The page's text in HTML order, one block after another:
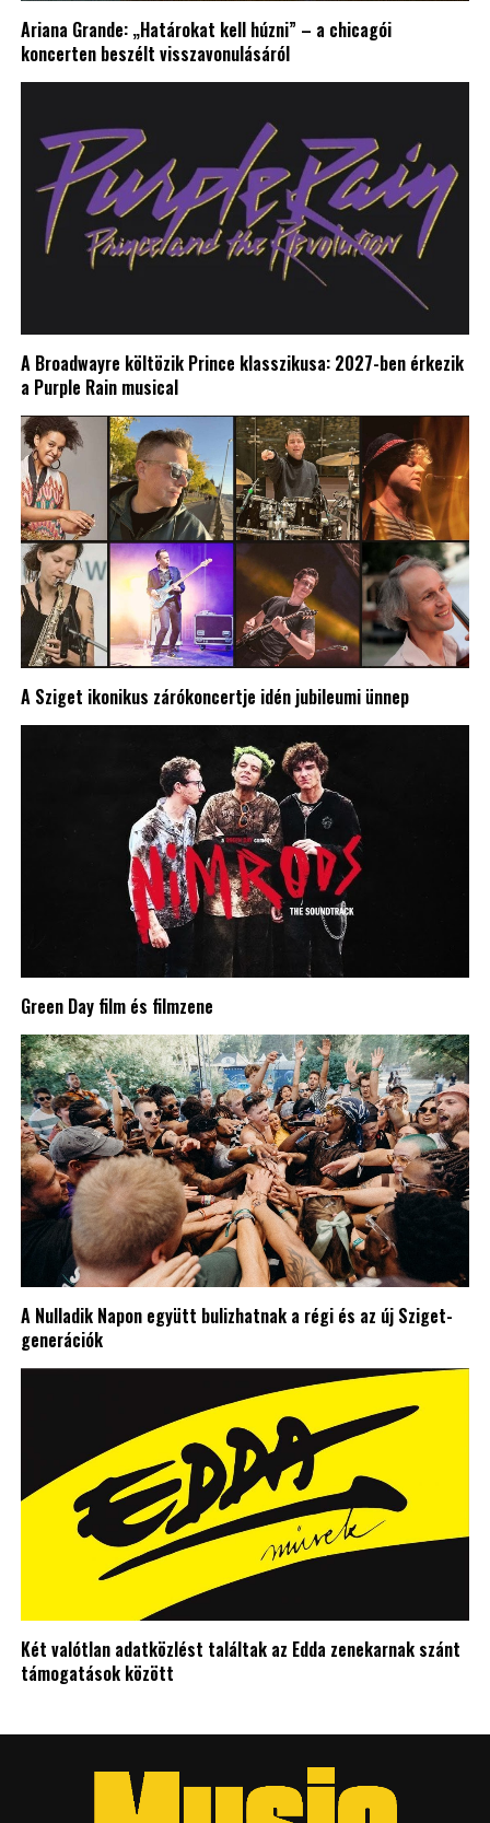
Ariana Grande: „Határokat kell húzni” – a chicagói
koncerten beszélt visszavonulásáról
A Broadwayre költözik Prince klasszikusa: 2027-ben érkezik
a Purple Rain musical
A Sziget ikonikus zárókoncertje idén jubileumi ünnep
Green Day film és filmzene
A Nulladik Napon együtt bulizhatnak a régi és az új Sziget-
generációk
Két valótlan adatközlést találtak az Edda zenekarnak szánt
támogatások között